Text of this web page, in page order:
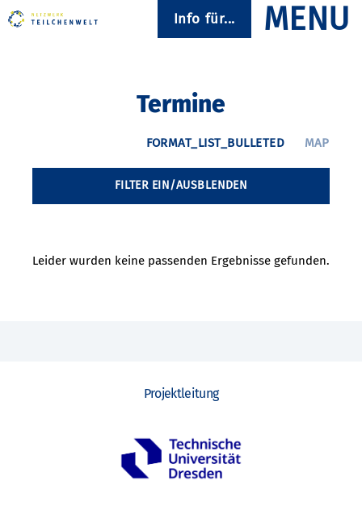
Info für...
Termine
FILTER EIN/AUSBLENDEN
Leider wurden keine passenden Ergebnisse gefunden.
Projektleitung